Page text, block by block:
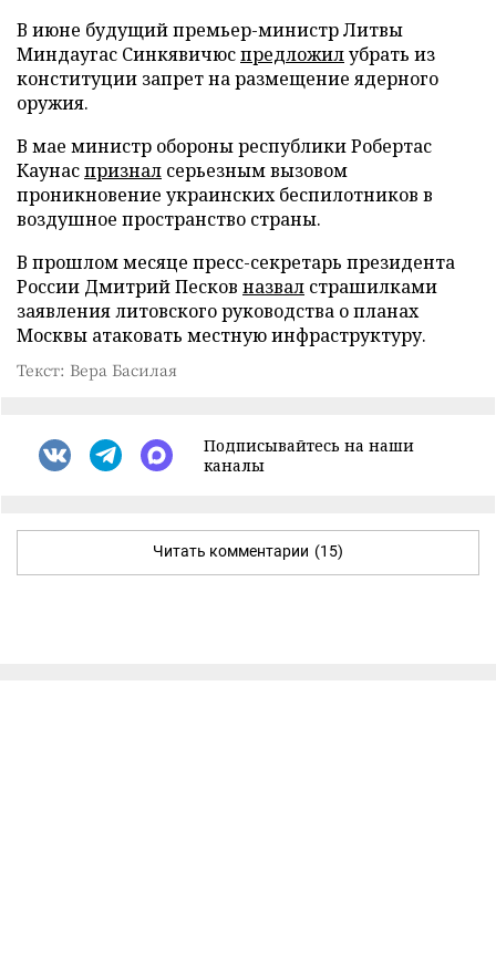
В июне будущий премьер-министр Литвы
Миндаугас Синкявичюспредложилубрать из
конституции запрет на размещение ядерного
оружия.
В мае министр обороны республики Робертас
Каунаспризнал серьезным вызовом
проникновение украинских беспилотников в
воздушное пространство страны.
В прошлом месяце пресс-секретарь президента
России Дмитрий Песков назвал страшилками
заявления литовского руководства о планах
Москвы атаковать местную инфраструктуру.
Текст: Вера Басилая
Подписывайтесь на наши
каналы
Читать комментарии (15)